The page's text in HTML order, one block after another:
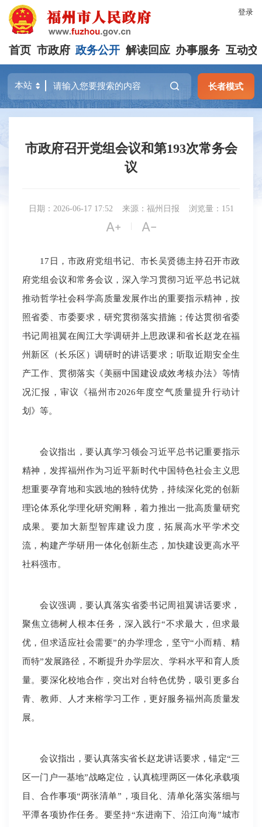
登录
首页 市政府 政务公开 解读回应 办事服务 互动交
长者模式
市政府召开党组会议和第193次常务会
议
日期：2026-06-17 17:52 来源：福州日报 浏览量：151
 | 
17日，市政府党组书记、市长吴贤德主持召开市政
府党组会议和常务会议，深入学习贯彻习近平总书记就
推动哲学社会科学高质量发展作出的重要指示精神，按
照省委、市委要求，研究贯彻落实措施；传达贯彻省委
书记周祖翼在闽江大学调研并上思政课和省长赵龙在福
州新区（长乐区）调研时的讲话要求；听取近期安全生
产工作、贯彻落实《美丽中国建设成效考核办法》等情
况汇报，审议《福州市2026年度空气质量提升行动计
划》等。
会议指出，要认真学习领会习近平总书记重要指示
精神，发挥福州作为习近平新时代中国特色社会主义思
想重要孕育地和实践地的独特优势，持续深化党的创新
理论体系化学理化研究阐释，着力推出一批高质量研究
成果。要加大新型智库建设力度，拓展高水平学术交
流，构建产学研用一体化创新生态，加快建设更高水平
社科强市。
会议强调，要认真落实省委书记周祖翼讲话要求，
聚焦立德树人根本任务，深入践行“不求最大，但求最
优，但求适应社会需要”的办学理念，坚守“小而精、精
而特”发展路径，不断提升办学层次、学科水平和育人质
量。要深化校地合作，突出对台特色优势，吸引更多台
青、教师、人才来榕学习工作，更好服务福州高质量发
展。
会议指出，要认真落实省长赵龙讲话要求，锚定“三
区一门户一基地”战略定位，认真梳理两区一体化承载项
目、合作事项“两张清单”，项目化、清单化落实落细与
平潭各项协作任务。要坚持“东进南下、沿江向海”城市